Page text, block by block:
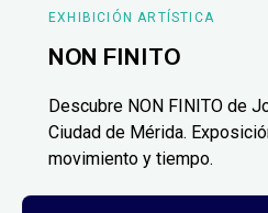
EXHIBICIÓN ARTÍSTICA
NON FINITO
Descubre NON FINITO de
Ciudad de Mérida.
movimiento y tiempo.